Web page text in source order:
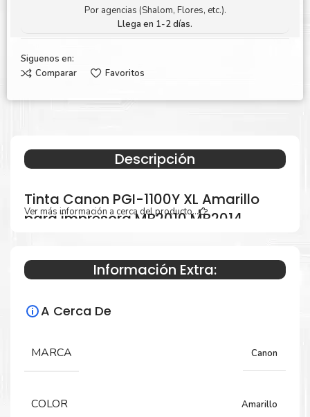
Por agencias (Shalom, Flores, etc.).
Llega en 1-2 días.
Siguenos en:
Comparar
Favoritos
Descripción
Tinta Canon PGI-1100Y XL Amarillo
para impresora MB2010 MB2014
Ver más información a cerca del producto...
Información Extra:
A Cerca De
MARCA Canon
COLOR Amarillo